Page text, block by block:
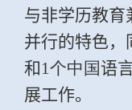
与非学历教育
并行的特色，
和1个中国语
展工作。